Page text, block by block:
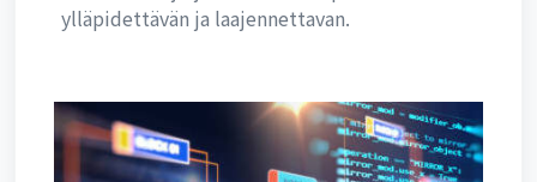
ylläpidettävän ja laajennettavan.